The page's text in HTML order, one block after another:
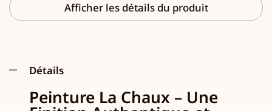
Afficher les détails du produit
Détails
Peinture La Chaux – Une